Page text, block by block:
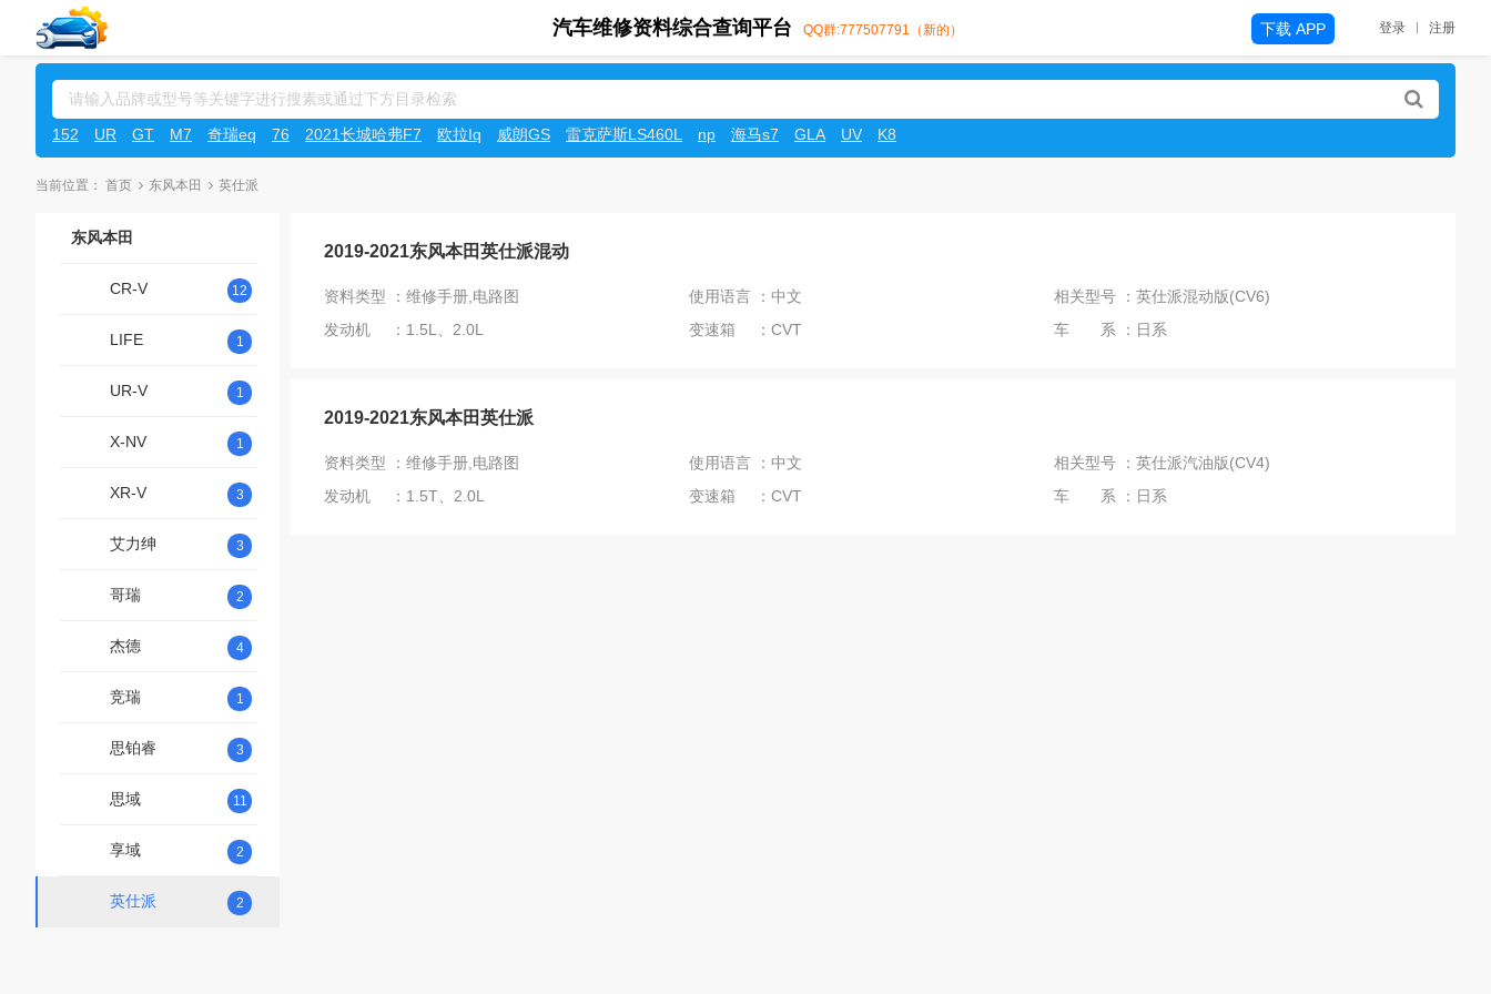
汽车维修资料综合查询平台 QQ群:777507791（新的） 登录 注册
下载 APP
152 UR GT M7 奇瑞eq 76 2021长城哈弗F7 欧拉Iq 威朗GS 雷克萨斯LS460L np 海马s7 GLA UV K8
当前位置： 首页 东风本田 英仕派
东风本田
CR-V 12
LIFE 1
UR-V 1
X-NV 1
XR-V 3
艾力绅 3
哥瑞 2
杰德 4
竞瑞 1
思铂睿 3
思域 11
享域 2
英仕派 2
2019-2021东风本田英仕派混动
资料类型 ：维修手册,电路图 使用语言 ：中文
相关型号 ：英仕派混动版(CV6)
发动机 ：1.5L、2.0L
变速箱 ：CVT 车 系 ：日系
2019-2021东风本田英仕派
资料类型 ：维修手册,电路图 使用语言 ：中文
相关型号 ：英仕派汽油版(CV4)
发动机 ：1.5T、2.0L
变速箱 ：CVT 车 系 ：日系